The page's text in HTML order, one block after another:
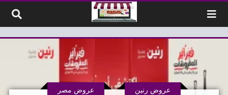
عروض رنين عروض مصر